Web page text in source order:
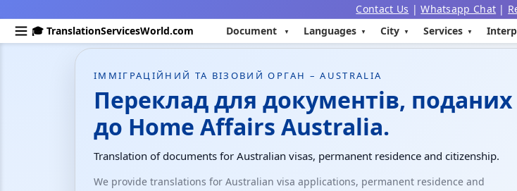
Contact Us |Whatsapp Chat |
🎓 TranslationServicesWorld.com
Document Languages City Services
ІММІГРАЦІЙНИЙ ТА ВІЗОВИЙ ОРГАН – AUSTRALIA
Переклад для документів, поданих
до Home Affairs Australia.
Translation of documents for Australian visas, permanent residence and citizenship.
We provide translations for Australian visa applications, permanent residence and